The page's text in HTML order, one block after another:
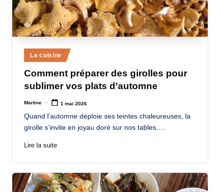
Posted
in
La cuisine
Comment préparer des girolles pour
sublimer vos plats d’automne
Posted
Martine 1 mai 2026
Quand l’automne déploie ses teintes chaleureuses, la
girolle s’invite en joyau doré sur nos tables,…
Lire la suite